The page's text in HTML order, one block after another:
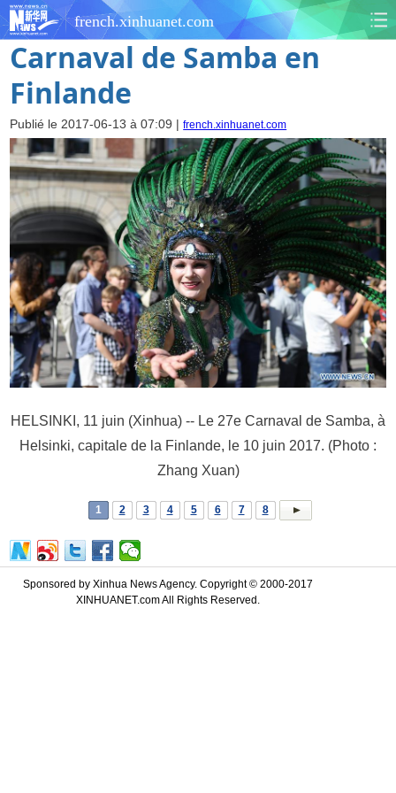
french.xinhuanet.com
Carnaval de Samba en
Finlande
Publié le 2017-06-13 à 07:09 |french.xinhuanet.com
HELSINKI, 11 juin (Xinhua) -- Le 27e Carnaval de Samba, à
Helsinki, capitale de la Finlande, le 10 juin 2017. (Photo :
Zhang Xuan)
1 2 3 4 5 6 7 8
Sponsored by Xinhua News Agency. Copyright © 2000-2017
XINHUANET.com All Rights Reserved.